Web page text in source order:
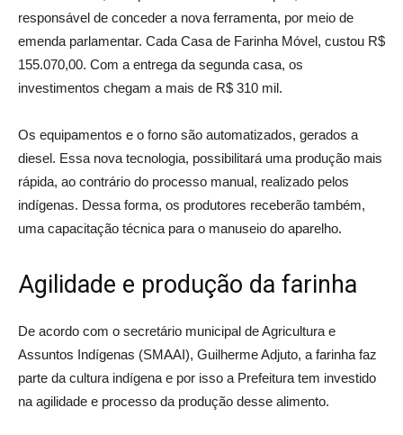
responsável de conceder a nova ferramenta, por meio de
emenda parlamentar. Cada Casa de Farinha Móvel, custou R$
155.070,00. Com a entrega da segunda casa, os
investimentos chegam a mais de R$ 310 mil.
Os equipamentos e o forno são automatizados, gerados a
diesel. Essa nova tecnologia, possibilitará uma produção mais
rápida, ao contrário do processo manual, realizado pelos
indígenas. Dessa forma, os produtores receberão também,
uma capacitação técnica para o manuseio do aparelho.
Agilidade e produção da farinha
De acordo com o secretário municipal de Agricultura e
Assuntos Indígenas (SMAAI), Guilherme Adjuto, a farinha faz
parte da cultura indígena e por isso a Prefeitura tem investido
na agilidade e processo da produção desse alimento.